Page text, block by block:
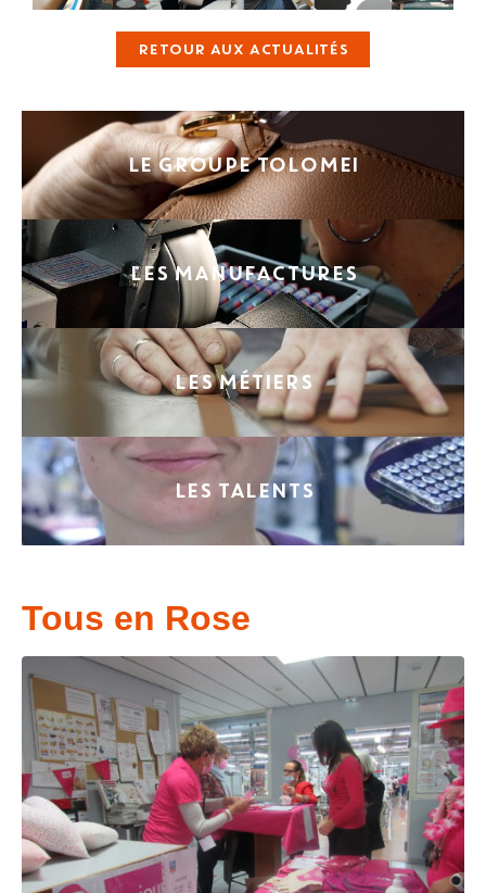
RETOUR AUX ACTUALITÉS
LE GROUPE TOLOMEI
LES MANUFACTURES
LES MÉTIERS
LES TALENTS
Tous en Rose